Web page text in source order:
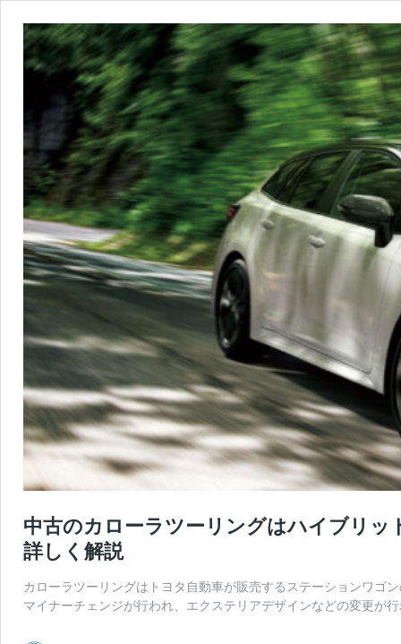
中古のカローラツーリングはハイブリッ
詳しく解説
カローラツーリングはトヨタ自動車が販売するステーションワゴ
マイナーチェンジが行われ、エクステリアデザインなどの変更が